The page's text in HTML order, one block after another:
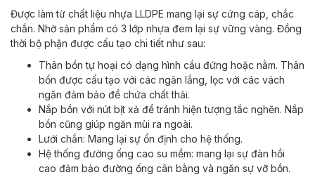
Được làm từ chất liệu nhựa LLDPE mang lại sự cứng cáp, chắc
chắn. Nhờ sản phẩm có 3 lớp nhựa đem lại sự vững vàng. Đồng
thời bộ phận được cấu tạo chi tiết như sau:
Thân bồn tự hoại có dạng hình cầu đứng hoặc nằm. Thân
bồn được cấu tạo với các ngăn lắng, lọc với các vách
ngăn đảm bảo để chứa chất thải.
Nắp bồn với nút bịt xả để tránh hiện tượng tắc nghẽn. Nắp
bồn cũng giúp ngăn mùi ra ngoài.
Lưới chắn: Mang lại sự ổn định cho hệ thống.
Hệ thống đường ống cao su mềm: mang lại sự đàn hồi
cao đảm bảo đường ống cân bằng và ngăn sự vỡ bồn.